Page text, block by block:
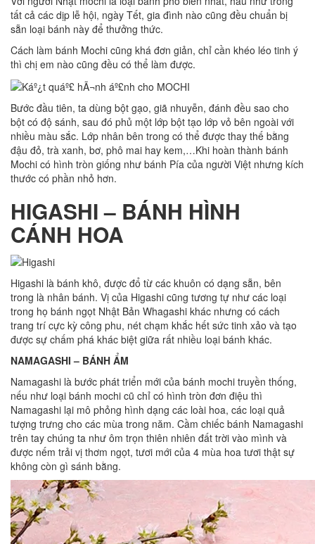
tất cả các dịp lễ hội, ngày Tết, gia đình nào cũng đều chuẩn bị
sẵn loại bánh này để thưởng thức.
Cách làm bánh Mochi cũng khá đơn giản, chỉ cần khéo léo tinh ý
thì chị em nào cũng đều có thể làm được.
Bước đầu tiên, ta dùng bột gạo, giã nhuyễn, đánh đều sao cho
bột có độ sánh, sau đó phủ một lớp bột tạo lớp vỏ bên ngoài với
nhiều màu sắc. Lớp nhân bên trong có thể được thay thế bằng
đậu đỏ, trà xanh, bơ, phô mai hay kem,…Khi hoàn thành bánh
Mochi có hình tròn giống như bánh Pía của người Việt nhưng kích
thước có phần nhỏ hơn.
HIGASHI – BÁNH HÌNH
CÁNH HOA
Higashi là bánh khô, được đổ từ các khuôn có dạng sẵn, bên
trong là nhân bánh. Vị của Higashi cũng tương tự như các loại
trong họ bánh ngọt Nhật Bản Whagashi khác nhưng có cách
trang trí cực kỳ công phu, nét chạm khắc hết sức tinh xảo và tạo
được sự chấm phá khác biệt giữa rất nhiều loại bánh khác.
NAMAGASHI – BÁNH ẨM
Namagashi là bước phát triển mới của bánh mochi truyền thống,
nếu như loại bánh mochi cũ chỉ có hình tròn đơn điệu thì
Namagashi lại mô phỏng hình dạng các loài hoa, các loại quả
tượng trưng cho các mùa trong năm. Cầm chiếc bánh Namagashi
trên tay chúng ta như ôm trọn thiên nhiên đất trời vào mình và
được nếm trải vị thơm ngọt, tươi mới của 4 mùa hoa tươi thật sự
không còn gì sánh bằng.